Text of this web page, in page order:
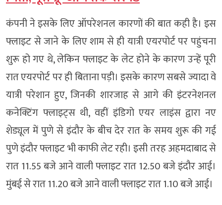
कंपनी ने इसके लिए ऑपरेशनल कारणों की बात कही है। इस
फ्लाइट से जाने के लिए शाम से ही यात्री एयरपोर्ट पर पहुंचना
शुरू हो गए थे, लेकिन फ्लाइट के लेट होने के कारण उन्हें पूरी
रात एयरपोर्ट पर ही बिताना पड़ी। इसके कारण सबसे ज्यादा वे
यात्री परेशान हुए, जिनकी शारजाह से आगे की इंटरनेशनल
कनेक्टिंग फ्लाइट्स थी, वहीं इंडिगो एयर लाइंस द्वारा नए
शेड्यूल में पुणे से इंदौर के बीच देर रात के समय शुरू की गई
पुणे इंदौर फ्लाइट भी काफी लेट रही। इसी तरह अहमदाबाद से
रात 11.55 बजे आने वाली फ्लाइट रात 12.50 बजे इंदौर आई।
मुंबई से रात 11.20 बजे आने वाली फ्लाइट रात 1.10 बजे आई।